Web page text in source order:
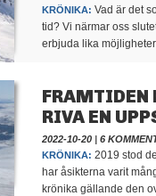
KRÖNIKA: Vad är det
tid? Vi närmar oss
erbjuda lika
FRAMTIDEN
RIVA EN
2022-10-20 | 6
KRÖNIKA: 2019 stod
har åsikterna varit
krönika gällande den